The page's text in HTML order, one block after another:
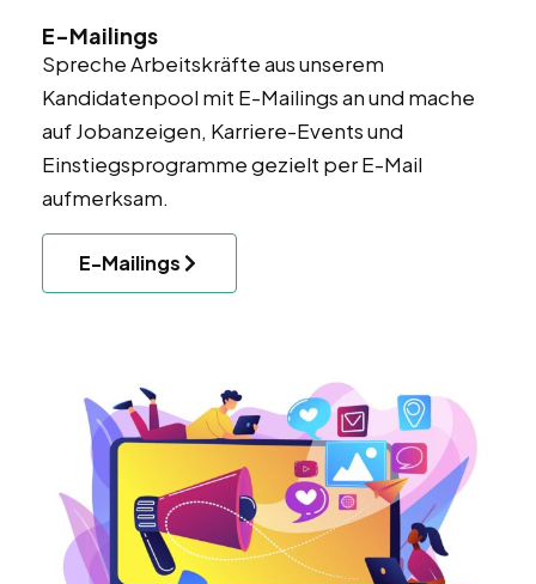
E-Mailings
Spreche Arbeitskräfte aus unserem
Kandidatenpool mit E-Mailings an und mache
auf Jobanzeigen, Karriere-Events und
Einstiegsprogramme gezielt per E-Mail
aufmerksam.
E-Mailings